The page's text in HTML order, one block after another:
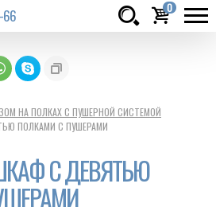
66 0
руб.
НА ПОЛКАХ С ПУШЕРНОЙ СИСТЕМОЙ
ПОЛКАМИ С ПУШЕРАМИ
С ДЕВЯТЬЮ